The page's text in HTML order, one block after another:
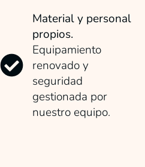
Material y personal
propios.
Equipamiento
renovado y
seguridad
gestionada por
nuestro equipo.